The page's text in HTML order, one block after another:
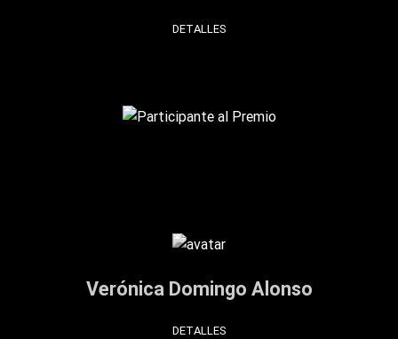
DETALLES
Verónica Domingo Alonso
DETALLES